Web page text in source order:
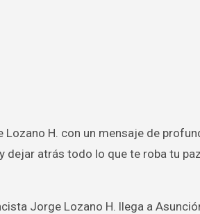
atrás todo lo que te roba tu
Jorge Lozano H. llega a